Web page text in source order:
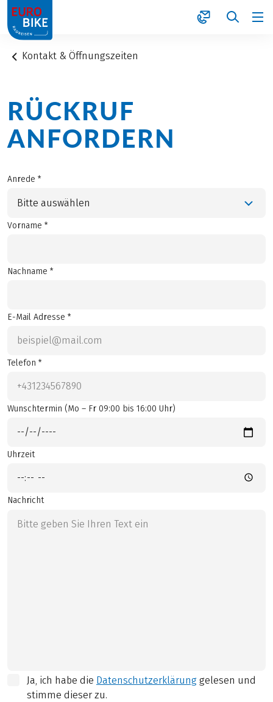
1
Kontakt & Öffnungszeiten
RÜCKRUF
ANFORDERN
Anrede *
Bitte auswählen
Vorname *
Nachname *
E-Mail Adresse *
Telefon *
Wunschtermin (Mo – Fr 09:00 bis 16:00 Uhr)
Uhrzeit
Nachricht
Ja, ich habe die Datenschutzerklärung gelesen und
stimme dieser zu.